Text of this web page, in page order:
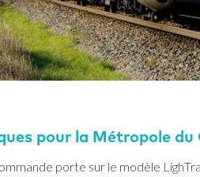
pour la Métropole du
porte sur le modèle